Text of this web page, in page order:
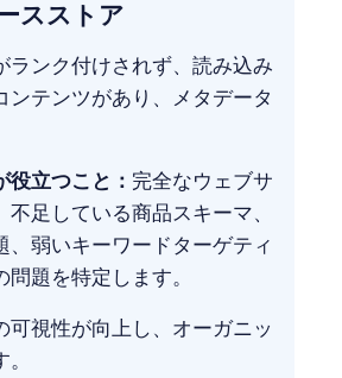
ス ストア
ランク付けされず、読み込み
ンテンツがあり、メタデータ
役立つこと： 完全なウェブサ
足している商品スキーマ、
、弱いキーワードターゲティ
題を特定します。
可視性が向上し、オーガニッ